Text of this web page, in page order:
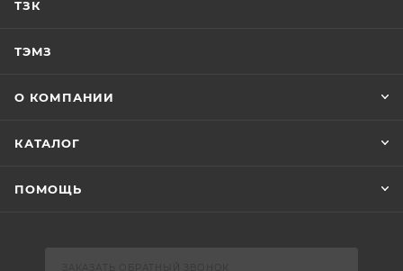
ТЗК
ТЭМЗ
О КОМПАНИИ
КАТАЛОГ
ПОМОЩЬ